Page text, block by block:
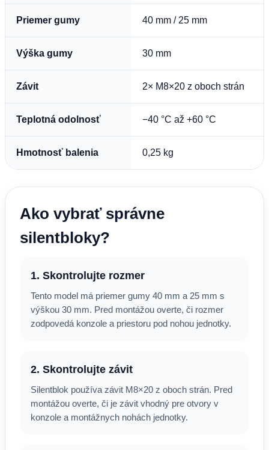
Priemer gumy 40 mm / 25 mm
Výška gumy 30 mm
Závit 2× M8×20 z oboch strán
Teplotná odolnosť −40 °C až +60 °C
Hmotnosť balenia 0,25 kg
Ako vybrať správne
silentbloky?
1. Skontrolujte rozmer
Tento model má priemer gumy 40 mm a 25 mm s
výškou 30 mm. Pred montážou overte, či rozmer
zodpovedá konzole a priestoru pod nohou jednotky.
2. Skontrolujte závit
Silentblok používa závit M8×20 z oboch strán. Pred
montážou overte, či je závit vhodný pre otvory v
konzole a montážnych nohách jednotky.